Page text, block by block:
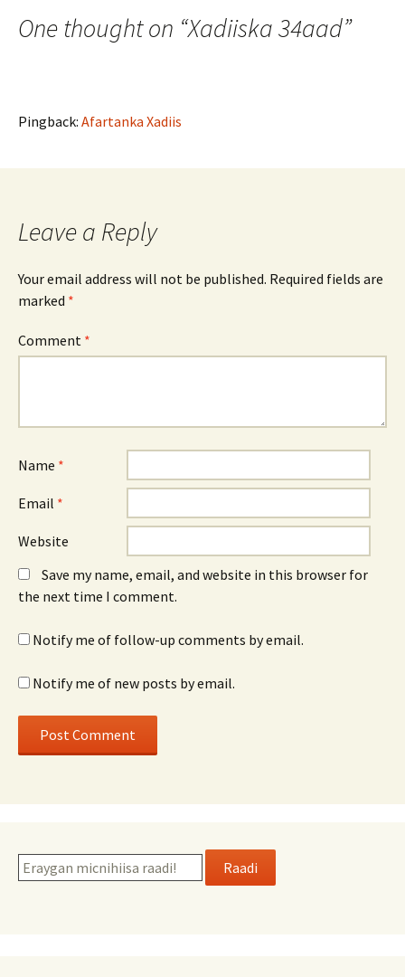
navigation
One thought on “Xadiiska 34aad”
Pingback: Afartanka Xadiis
Leave a Reply
Your email address will not be published. Required fields are
marked *
Comment *
Name *
Email *
Website
Save my name, email, and website in this browser for
the next time I comment.
Notify me of follow-up comments by email.
Notify me of new posts by email.
Raadi